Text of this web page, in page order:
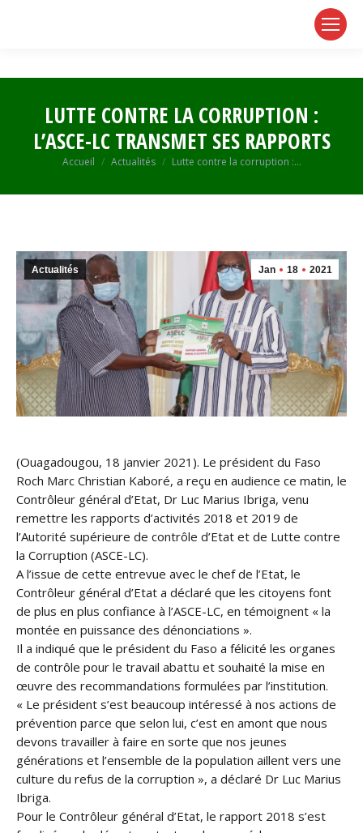
LUTTE CONTRE LA CORRUPTION :
L’ASCE-LC TRANSMET SES RAPPORTS
Vous êtes ici :
Accueil Actualités Lutte contre la corruption :…
Jan 18 2021
Actualités
(Ouagadougou, 18 janvier 2021). Le président du Faso
Roch Marc Christian Kaboré, a reçu en audience ce matin, le
Contrôleur général d’Etat, Dr Luc Marius Ibriga, venu
remettre les rapports d’activités 2018 et 2019 de
l’Autorité supérieure de contrôle d’Etat et de Lutte contre
la Corruption (ASCE-LC).
A l’issue de cette entrevue avec le chef de l’Etat, le
Contrôleur général d’Etat a déclaré que les citoyens font
de plus en plus confiance à l’ASCE-LC, en témoignent « la
montée en puissance des dénonciations ».
Il a indiqué que le président du Faso a félicité les organes
de contrôle pour le travail abattu et souhaité la mise en
œuvre des recommandations formulées par l’institution.
« Le président s’est beaucoup intéressé à nos actions de
prévention parce que selon lui, c’est en amont que nous
devons travailler à faire en sorte que nos jeunes
générations et l’ensemble de la population aillent vers une
culture du refus de la corruption », a déclaré Dr Luc Marius
Ibriga.
Pour le Contrôleur général d’Etat, le rapport 2018 s’est